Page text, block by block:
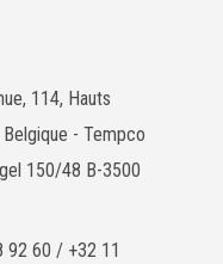
114, Hauts
- Tempco
150/48 B-3500
92 60 / +32 11